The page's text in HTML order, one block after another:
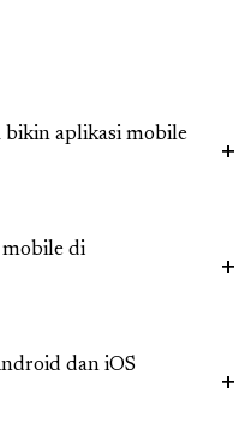
bikin aplikasi mobile
mobile di
dan iOS